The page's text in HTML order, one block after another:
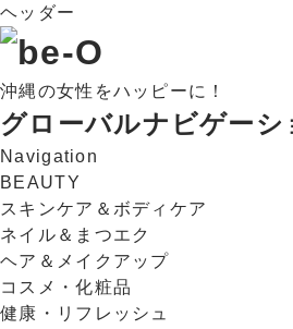
ヘッダー
沖縄の女性をハッピーに！
グローバルナビゲーシ
Navigation
BEAUTY
スキンケア＆ボディケア
ネイル＆まつエク
ヘア＆メイクアップ
コスメ・化粧品
健康・リフレッシュ